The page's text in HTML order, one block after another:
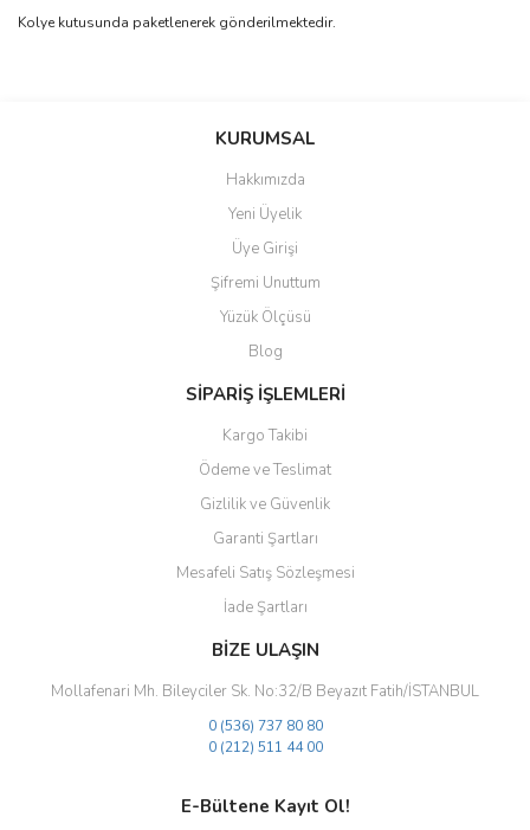
Kolye kutusunda paketlenerek gönderilmektedir.
Bu ürüne ilk yorumu siz yapın!
Yorum Yaz
Ürün resmi kalitesiz, bozuk veya görüntülenemiyor.
Ürün açıklamasında eksik bilgiler bulunuyor.
Ürün bilgilerinde hatalar bulunuyor.
Ürün fiyatı diğer sitelerden daha pahalı.
Bu ürüne benzer farklı alternatifler olmalı.
Gönder
KURUMSAL
Hakkımızda
Yeni Üyelik
Üye Girişi
Şifremi Unuttum
Yüzük Ölçüsü
Blog
SİPARİŞ İŞLEMLERİ
Kargo Takibi
Ödeme ve Teslimat
Gizlilik ve Güvenlik
Garanti Şartları
Mesafeli Satış Sözleşmesi
İade Şartları
BİZE ULAŞIN
Mollafenari Mh. Bileyciler Sk. No:32/B Beyazıt Fatih/İSTANBUL
0 (536) 737 80 80
0 (212) 511 44 00
E-Bültene Kayıt Ol!